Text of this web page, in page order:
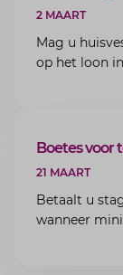
2 MAART
Mag u
op het loon
ARTIKEL
Boetes voor
21 MAART
Betaalt u
wanneer